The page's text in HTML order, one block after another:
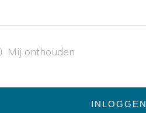
Mij onthouden
INLOGGEN